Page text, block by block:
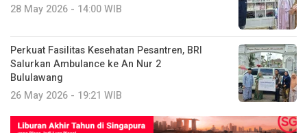
28 May 2026 - 14:00 WIB
Perkuat Fasilitas Kesehatan Pesantren, BRI
Salurkan Ambulance ke An Nur 2
Bululawang
26 May 2026 - 19:21 WIB